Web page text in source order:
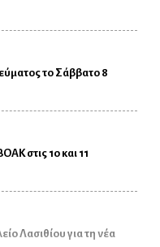
το Σάββατο 8
στις 10 και 11
Λασιθίου για τη νέα